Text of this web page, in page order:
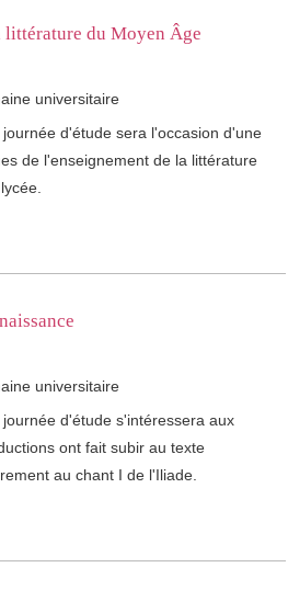
littérature du Moyen Âge
universitaire
d'étude sera l'occasion d'une
de l'enseignement de la littérature
universitaire
d'étude s'intéressera aux
ont fait subir au texte
au chant I de l'Iliade.